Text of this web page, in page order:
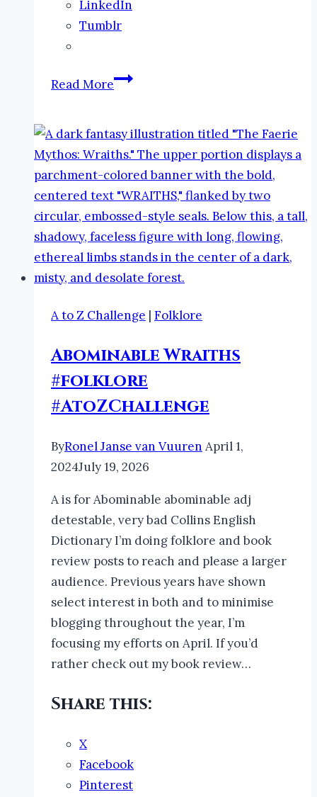
LinkedIn
Tumblr
Read MoreThe
Folklore
Podcast
by
Ronel:
Jengu
A to Z Challenge | Folklore
Abominable Wraiths
#folklore
#AtoZChallenge
ByRonel Janse van Vuuren April 1,
2024July 19, 2026
A is for Abominable abominable adj
detestable, very bad Collins English
Dictionary I’m doing folklore and book
review posts to reach and please a larger
audience. Previous years have shown
select interest in both and to minimise
blogging throughout the year, I’m
focusing my efforts on April. If you’d
rather check out my book review…
Share this:
X
Facebook
Pinterest